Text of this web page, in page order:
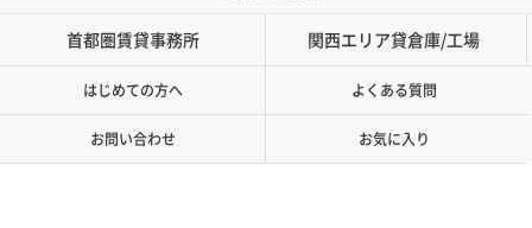
首都圏賃貸事務所 関西エリア貸倉庫/工場
はじめての方へ よくある質問
お問い合わせ お気に入り